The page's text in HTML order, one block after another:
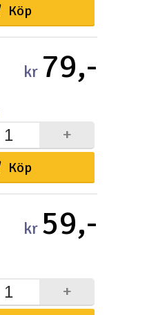
Köp
kr 79,-
Köp
+
kr 59,-
+